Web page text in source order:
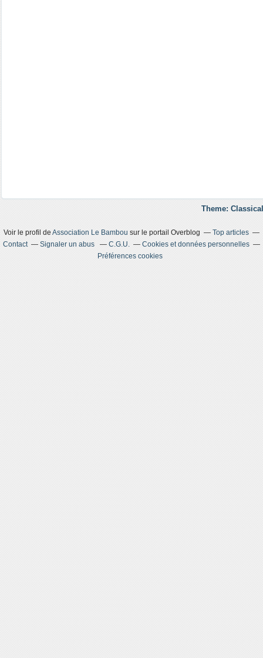
Theme:
Voir le profil de Association Le Bambou sur le portail Overblog
Top articles
Contact
Signaler un abus C.G.U.
Cookies et données personnelles
Préférences cookies